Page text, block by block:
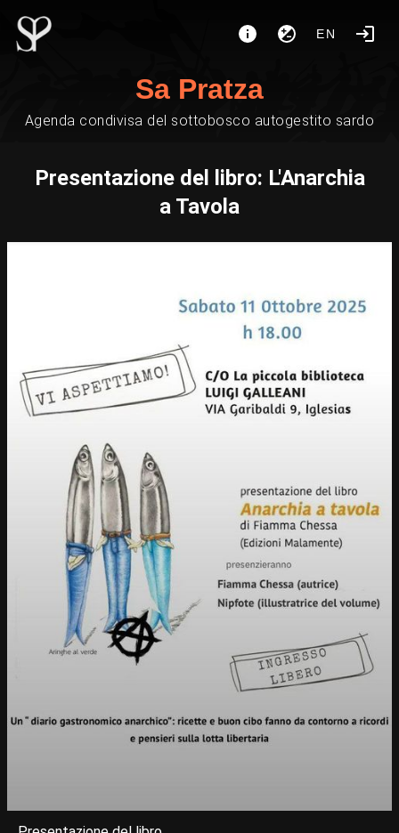
EN
Sa Pratza
Agenda condivisa del sottobosco autogestito sardo
Presentazione del libro: L'Anarchia
a Tavola